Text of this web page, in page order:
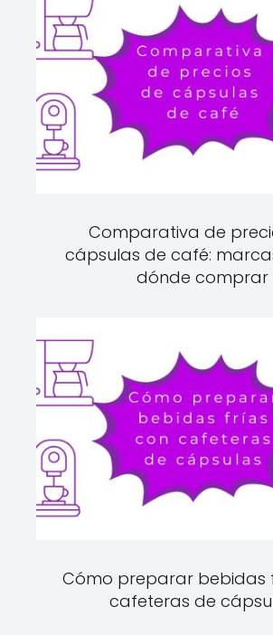
Comparativa de
cápsulas de café:
dónde comprar
Cómo preparar bebidas
cafeteras de